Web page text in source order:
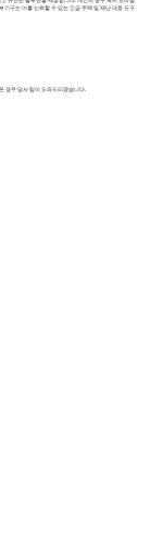
구는 이를 신뢰할 수 있는 긴급 주택 및 재난 대응 도구
경우 당사 팀이 도와드리겠습니다.